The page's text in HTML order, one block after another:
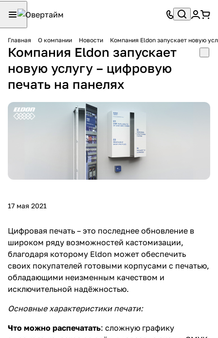
Главная О компании Новости Компания Eldon запускает новую
Компания Eldon запускает
новую услугу – цифровую
печать на панелях
17 мая 2021
Цифровая печать – это последнее обновление в
широком ряду возможностей кастомизации,
благодаря которому Eldon может обеспечить
своих покупателей готовыми корпусами с печатью,
обладающими неизменным качеством и
исключительной надёжностью.
Основные характеристики печати:
Что можно распечатать: сложную графику